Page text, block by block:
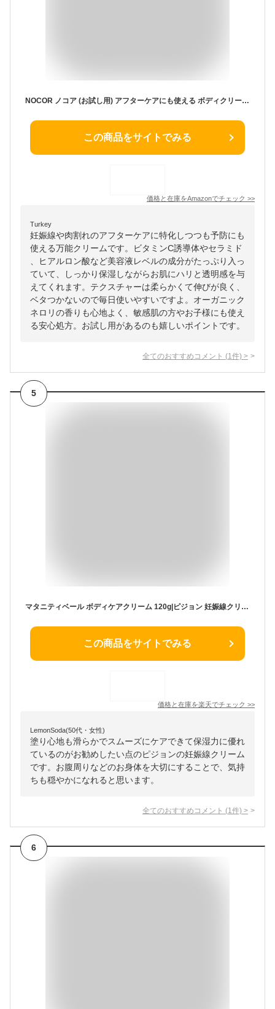
NOCOR ノコア (お試し用) アフターケアにも使える ボディクリーム (妊婦さん が 喜ぶ プレゼント) オーガニック 国産 猫背線 日本製 ネロリ (フローラルオレンジ) 低刺激 (お試し用30g 1個)
この商品をサイトでみる
価格と在庫をAmazonでチェック >>
Turkey
妊娠線や肉割れのアフターケアに特化しつつも予防にも
使える万能クリームです。ビタミンC誘導体やセラミド
、ヒアルロン酸など美容液レベルの成分がたっぷり入っ
ていて、しっかり保湿しながらお肌にハリと透明感を与
えてくれます。テクスチャーは柔らかくて伸びが良く、
ベタつかないので毎日使いやすいですよ。オーガニック
ネロリの香りも心地よく、敏感肌の方やお子様にも使え
る安心処方。お試し用があるのも嬉しいポイントです。
全てのおすすめコメント (1 件) >
5
マタニティベール ボディケアクリーム 120g|ピジョン 妊娠線クリーム マタニティクリーム クリーム ボディクリーム スキンケア ボディケア 保湿 保湿クリーム 妊娠線 妊娠中 グッズ マタニティ マタニティー マタニティー用品 マタニティ用品 スキンケアクリーム
この商品をサイトでみる
価格と在庫を楽天でチェック >>
LemonSoda(50代・女性)
塗り心地も滑らかでスムーズにケアできて保湿力に優れ
ているのがお勧めしたい点のピジョンの妊娠線クリーム
です。お腹周りなどのお身体を大切にすることで、気持
ちも穏やかになれると思います。
全てのおすすめコメント (1 件) >
6